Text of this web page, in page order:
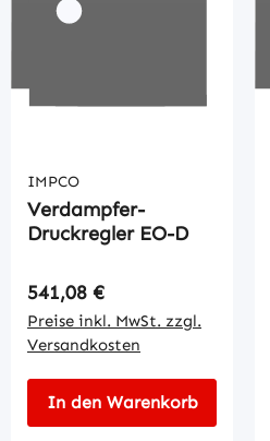
IMPCO
Verdampfer-
Druckregler EO-D
Regulärer Preis:
541,08 €
Preise inkl. MwSt. zzgl.
Versandkosten
In den Warenkorb